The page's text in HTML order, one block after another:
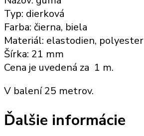
Typ: dierková
Farba: čierna, biela
Materiál: elastodien, polyester
Šírka: 21 mm
Cena je uvedená za 1 m.
V balení 25 metrov.
Ďalšie informácie